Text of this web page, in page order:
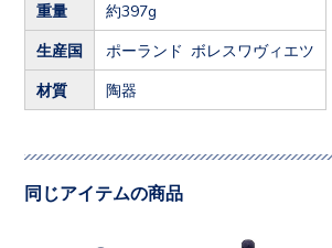
重量 約397g
生産国 ポーランド ボレスワヴィエツ
材質 陶器
同じアイテムの商品